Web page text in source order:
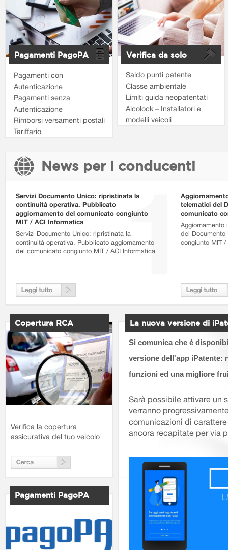
Pagamenti PagoPA
Pagamenti con
Autenticazione
Pagamenti senza
Autenticazione
Rimborsi versamenti postali
Tariffario
Verifica da solo
Saldo punti patente
Classe ambientale
Limiti guida neopatentati
Alcolock – Installatori e
modelli veicoli
News per i conducenti
Servizi Documento Unico: ripristinata la
continuità operativa. Pubblicato
aggiornamento del comunicato congiunto
MIT / ACI Informatica
Servizi Documento Unico: ripristinata la
continuità operativa. Pubblicato aggiornamento
del comunicato congiunto MIT / ACI Informatica
telematici del
comunicato
Aggiornamento
del Documento
congiunto MIT /
Copertura RCA
Verifica la copertura
assicurativa del tuo veicolo
Pagamenti PagoPA
La nuova versione di
Si comunica che è
versione dell'app iPatente:
funzioni ed una migliore
Sarà possibile attivare un
verranno
comunicazioni di
ancora recapitate per via